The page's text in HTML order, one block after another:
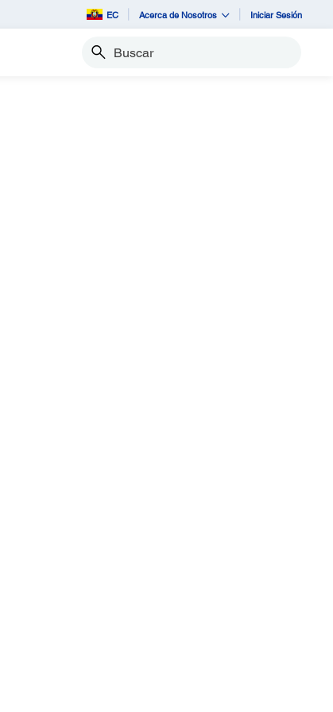
EC Acerca de Nosotros Iniciar Sesión
Buscar